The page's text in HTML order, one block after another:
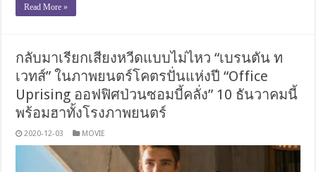
Read More »
กลับมาเรียกเสียงหวีดแบบไม่ไหว “เบรนตัน ท
เวทส์” ในภาพยนตร์โคตรปั่นแห่งปี “Office
Uprising ออฟฟิศป่วนซอมบี้คลั่ง” 10 ธันวาคมนี้
พร้อมฮาทั้งโรงภาพยนตร์
2020-12-03 MOVIE